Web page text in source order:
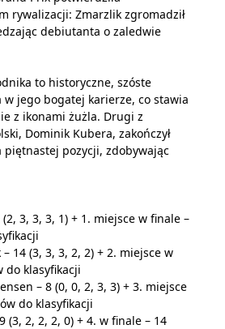
rywalizacji: Zmarzlik zgromadził
debiutanta o zaledwie
to historyczne, szóste
jego bogatej karierze, co stawia
z ikonami żużla. Drugi z
Dominik Kubera, zakończył
piętnastej pozycji, zdobywając
3, 3, 3, 1) + 1. miejsce w finale –
14 (3, 3, 3, 2, 2) + 2. miejsce w
do klasyfikacji
– 8 (0, 0, 2, 3, 3) + 3. miejsce
do klasyfikacji
(3, 2, 2, 2, 0) + 4. w finale – 14